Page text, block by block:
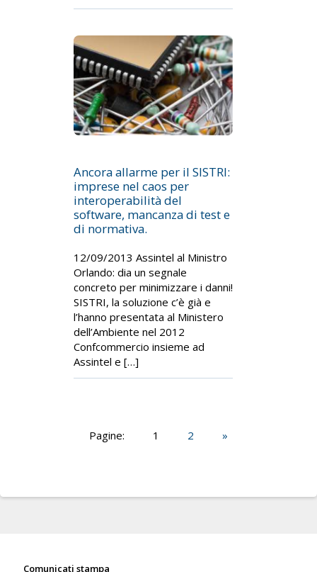
Ancora allarme per il SISTRI:
imprese nel caos per
interoperabilità del
software, mancanza di test e
di normativa.
12/09/2013 Assintel al Ministro
Orlando: dia un segnale
concreto per minimizzare i danni!
SISTRI, la soluzione c’è già e
l’hanno presentata al Ministero
dell’Ambiente nel 2012
Confcommercio insieme ad
Assintel e […]
Pagine: 1 2 »
Comunicati stampa